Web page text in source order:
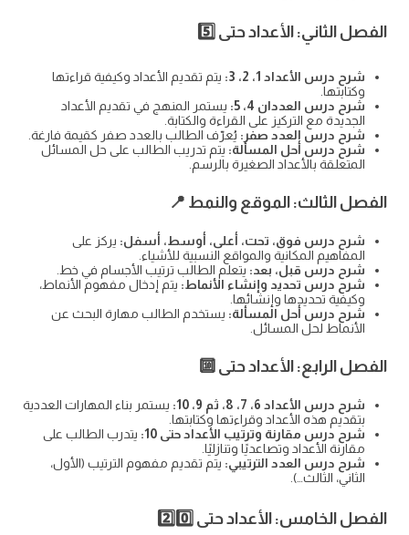
الفصل الثاني: الأعداد حتى 5️⃣
شرح درس الأعداد 1، 2، 3:
يتم تقديم الأعداد وكيفية قراءتها
وكتابتها.
شرح درس العددان 4، 5:
يستمر المنهج في تقديم الأعداد
الجديدة مع التركيز على القراءة والكتابة.
شرح درس العدد صفر: يُعرّف الطالب بالعدد صفر كقيمة فارغة.
شرح درس أحل المسألة: يتم تدريب الطالب على حل المسائل
المتعلقة بالأعداد الصغيرة بالرسم.
الفصل الثالث: الموقع والنمط 📍
شرح درس فوق، تحت، أعلى، أوسط، أسفل: يركز على
المفاهيم المكانية والمواقع النسبية للأشياء.
شرح درس قبل، بعد: يتعلم الطالب ترتيب الأجسام في خط.
شرح درس تحديد وإنشاء الأنماط: يتم إدخال مفهوم الأنماط،
وكيفية تحديدها وإنشائها.
شرح درس أحل المسألة: يستخدم الطالب مهارة البحث عن
الأنماط لحل المسائل.
الفصل الرابع: الأعداد حتى 🔟
شرح درس الأعداد 6، 7، 8، ثم 9، 10:
يستمر بناء المهارات العددية
بتقديم هذه الأعداد وقراءتها وكتابتها.
شرح درس مقارنة وترتيب الأعداد حتى 10:
يتدرب الطالب على
مقارنة الأعداد وتصاعديًا وتنازليًا.
شرح درس العدد الترتيبي: يتم تقديم مفهوم الترتيب (الأول،
الثاني، الثالث…).
الفصل الخامس: الأعداد حتى 2️⃣0️⃣